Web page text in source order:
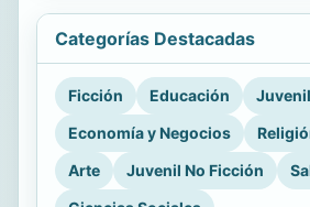
Categorías Destacadas
Ficción Educación
Economía y Negocios
Arte
Juvenil No Ficción